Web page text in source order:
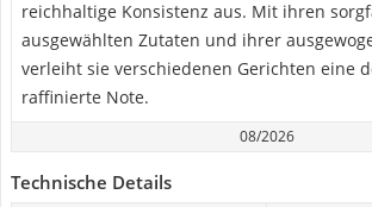
reichhaltige Konsistenz aus. Mit ihren
ausgewählten Zutaten und ihrer
verleiht sie verschiedenen Gerichten eine
raffinierte Note.
08/2026
Technische Details